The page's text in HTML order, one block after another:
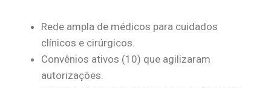
Rede ampla de médicos para cuidados
clínicos e cirúrgicos.
Convênios ativos (10) que agilizaram
autorizações.